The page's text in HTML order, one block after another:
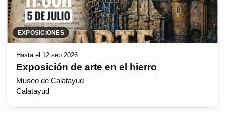
EXPOSICIONES
Hasta el 12 sep 2026
Exposición de arte en el hierro
Museo de Calatayud
Calatayud